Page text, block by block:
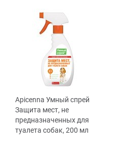
Apicenna Умный спрей
Защита мест, не
предназначенных для
туалета собак, 200 мл